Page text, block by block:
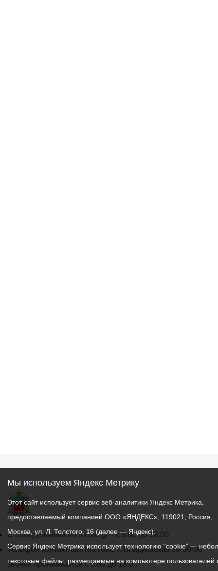
График
работы
администрации
С понедельника по пятницу – с 9.00 до 18.00
Телефон контакт-центра АМС г. Владикавказ30-30-30
звонки принимаются с 9:00 до 18:00
Мы используем Яндекс Метрику
Этот сайт использует сервис веб-аналитики Яндекс Метрика,
предоставляемый компанией ООО «ЯНДЕКС», 119021, Россия,
Москва, ул. Л. Толстого, 16 (далее — Яндекс).
Сервис Яндекс Метрика использует технологию “cookie” —
текстовые файлы, размещаемые на компьютере пользователей